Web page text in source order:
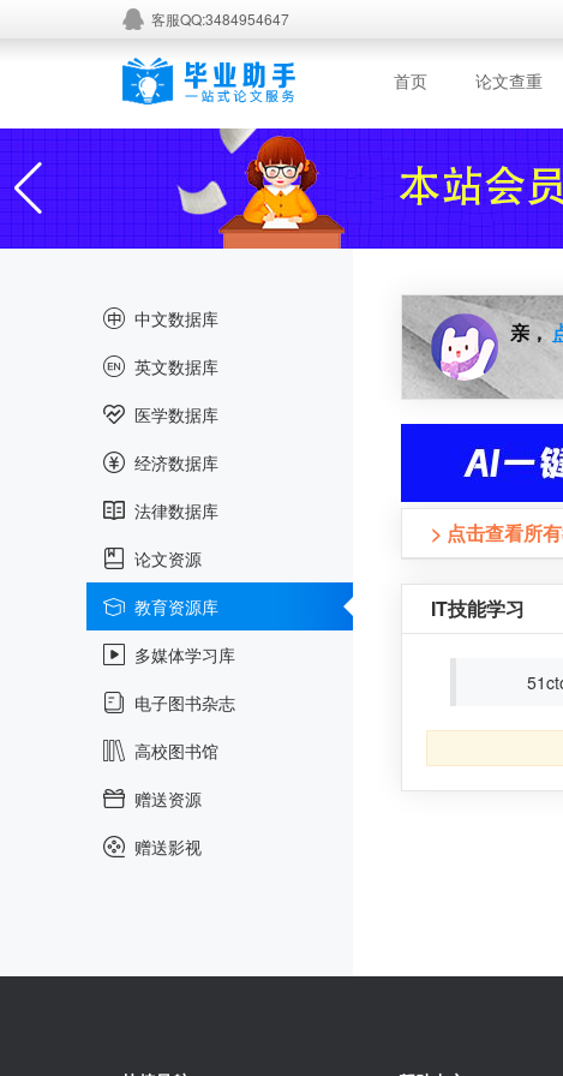
客服QQ:3484954647
首页 论文查重
中文数据库
英文数据库
医学数据库
经济数据库
法律数据库
论文资源
教育资源库
多媒体学习库
电子图书杂志
高校图书馆
赠送资源
赠送影视
亲，
> 点击查看所
IT技能学习